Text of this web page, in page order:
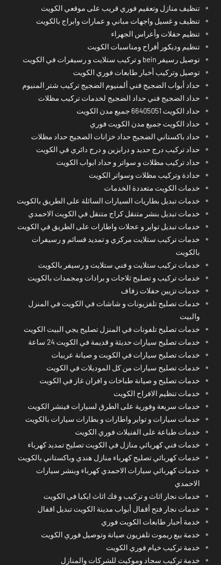
تنظيف منازل وتعقيم فوري قريب على موقعي الكويت
تنظيف و غسيل واجهات مباني و عمارات وابراج بالكويت
تنظيم حفلات وأعراس الجهراء
تنظيم وديكور أفراح ومناسبات الكويت
توصيل رسيفر bein و تركيب ستلايت و رسيفرات في الكويت
توصيل وتركيب أخبار طابعات فوري الكويت
حداد أبواب الضجيج فني ألمنيوم الضجيج تركيب شتر المنيوم
حداد الضجيج فني حداد الضجيج لخدمات تركيب مظلات
حداد الكويت 66405051 جميع مدن الكويت
حداد الكويت جميع مدن الكويت فوري
حداد باكستاني الضجيج حداد خزانات الضجيج حداد مظلات
حداد تركيب درج حديد و درابزين و درج دائري في الكويت
حداد تركيب مظلات و سواتر و حداد ابواب الكويت
حدادة وتركيب مظلات وسواتر الكويت
خدمات الكويت متعددة الخدمات
خدمات تبديل بطاريات السيارات السائلة على الطريق بالكويت
خدمات تبديل بنشر متنقل كراج متنقل في الكويت الاحمدي
خدمات تبديل تواير و عجلات واطارات على الطريق في الكويت
خدمات تركيب ستلايت مركزي و تمديد قسائم و رسيفرات
بالكويت
خدمات تركيب ستلايت و فني ستلايت و رسيفر بالكويت
خدمات تركيب و تصليح ثلاجات و برادات ومجمدات بالكويت
خدمات تزيين حفلات زفاف
خدمات تصليح تلفزيونات و شاشات في الكويت في المنزل
والبيت
خدمات تصليح تلفونات في المنزل تصليح يجي البيت الكويت
خدمات تصليح سيارات حديثة و قديمة في الكويت 24 ساعة
خدمات تصليح سيارات في الكويت و صيانة عربيات
خدمات تصليح سيارات من كل الموديلات في الكويت
خدمات تصليح و صيانة طباخات و افران غاز في الكويت
خدمات تنظيم الافراح الكويت
خدمات سريعة وفورية على الطرق لسيارات فينشر الكويت
خدمات سيارات و تواير واطارات و بطارات سيارات بالكويت
خدمات طباعة على الفنيلات فوري الكويت
خدمات فني كهربائي منازل في الكويت تصليح تمديد كهرباء
خدمات كهربائي تصليح كهرباء منازل هندي وباكستاني بالكويت
خدمات كهربائي سيارات الاحمدي كهرباء وبنشر سيارات
الاحمدي
خدمات نجار اثاث و تركيب و فك اثاث ايكيا في الكويت
خدمات نجار فتح أقفال أبواب مدينة الكويت تبديل اقفال
خدمة أحبار طابعات الكويت فوري
خدمة بيع ريموت تلفزيون صيانة وتوصيل فوري الكويت
خدمة تركيب خيام فوري الكويت
خدمة تركيب سجاد وموكيت للشركات والمنازل